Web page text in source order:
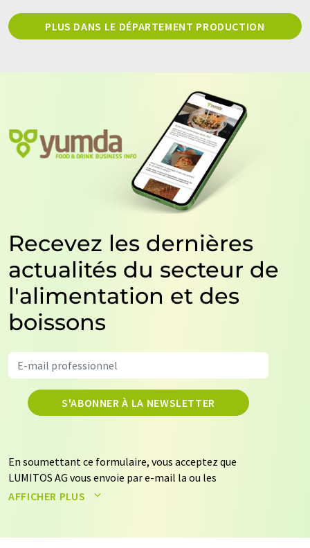
PLUS DANS LE DÉPARTEMENT PRODUCTION
Recevez les dernières
actualités du secteur de
l'alimentation et des
boissons
S'ABONNER À LA NEWSLETTER
En soumettant ce formulaire, vous acceptez que
LUMITOS AG vous envoie par e-mail la ou les
newsletters sélectionnées ci-dessus. Vos données ne
protection des données. LUMITOS peut vous contacter
AFFICHER PLUS